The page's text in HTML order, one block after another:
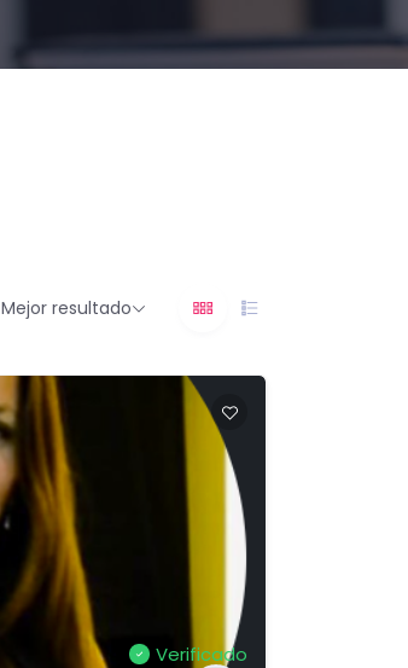
Mejor resultado
Verificado